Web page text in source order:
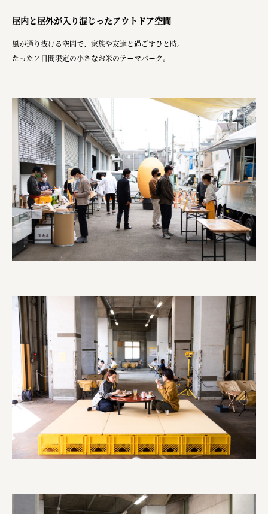
屋内と屋外が入り混じったアウトドア空間
風が通り抜ける空間で、家族や友達と過ごすひと時。
たった２日間限定の小さなお米のテーマパーク。